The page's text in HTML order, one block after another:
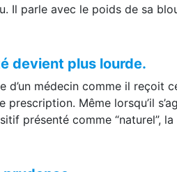
ou associe son image à une
Il parle avec le poids de sa
devient plus lourde.
médecin comme il reçoit
Même lorsqu’il
présenté comme “naturel”,